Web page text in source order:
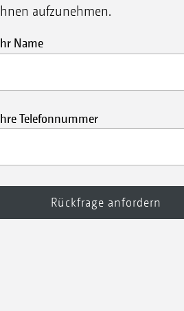
aufzunehmen.
Name
Telefonnummer